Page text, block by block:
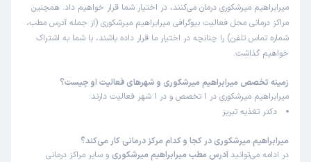
میرابراهیم میرشکوری درمان می‌کنند، در اختیار شما قرار خواهیم داد. همچنین
مراکز درمانی محل فعالیت بیوگرافی میرابراهیم میرشکوری (از جمله آدرس مطب،
شماره تماس تلفن) را چنانچه در اختیار ما قرار داده باشند، با شما به اشتراک
خواهیم گذاشت.
زمینه تخصص میرابراهیم میرشکوری و شهرهای فعالیت او چیست؟
میرابراهیم میرشکوری در 1 تخصص و در 1 شهر فعالیت دارند:
دکتر تغذیه تبریز
میرابراهیم میرشکوری در کجا و کدام مرکز درمانی کار می‌کند؟
در ادامه می‌توانید آدرس مطب میرابراهیم میرشکوری و سایر مراکز درمانی